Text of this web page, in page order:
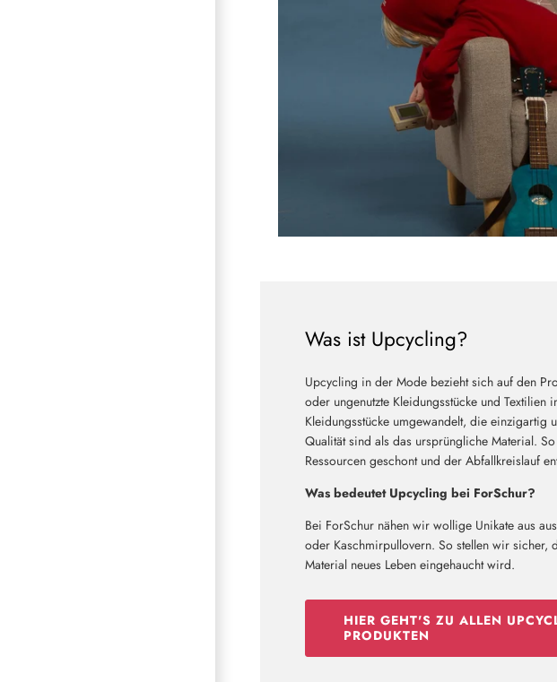
Was ist Upcycling?
Upcycling in der Mode bezieht sich auf den
oder ungenutzte Kleidungsstücke und Textilien
Kleidungsstücke umgewandelt, die einzigartig
Qualität sind als das ursprüngliche Material.
Ressourcen geschont und der Abfallkreislauf
Was bedeutet Upcycling bei ForSchur?
Bei ForSchur nähen wir wollige Unikate aus
oder Kaschmirpullovern. So stellen wir sicher,
Material neues Leben eingehaucht wird.
HIER GEHT'S ZU ALLEN
PRODUKTEN
Melde dich jetzt für